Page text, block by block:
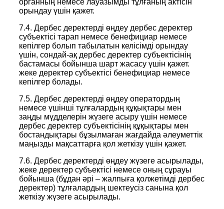
органның немесе лауазымды тұлғаның актісін
орындау үшін қажет.
7.4. Дербес деректерді өңдеу дербес деректер
субъектісі тарап немесе бенефициар немесе
кепілгер болып табылатын келісімді орындау
үшін, сондай-ақ дербес деректер субъектісінің
бастамасы бойынша шарт жасасу үшін қажет.
жеке деректер субъектісі бенефициар немесе
кепілгер болады.
7.5. Дербес деректерді өңдеу оператордың
немесе үшінші тұлғалардың құқықтары мен
заңды мүдделерін жүзеге асыру үшін немесе
дербес деректер субъектісінің құқықтары мен
бостандықтары бұзылмаған жағдайда әлеуметтік
маңызды мақсаттарға қол жеткізу үшін қажет.
7.6. Дербес деректерді өңдеу жүзеге асырылады,
жеке деректер субъектісі немесе оның сұрауы
бойынша (бұдан әрі – жалпыға қолжетімді дербес
деректер) тұлғалардың шектеусіз санына қол
жеткізу жүзеге асырылады.